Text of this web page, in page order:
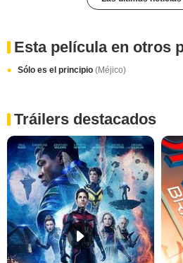
Esta película en otros
Sólo es el principio (Méjico)
Tráilers destacados